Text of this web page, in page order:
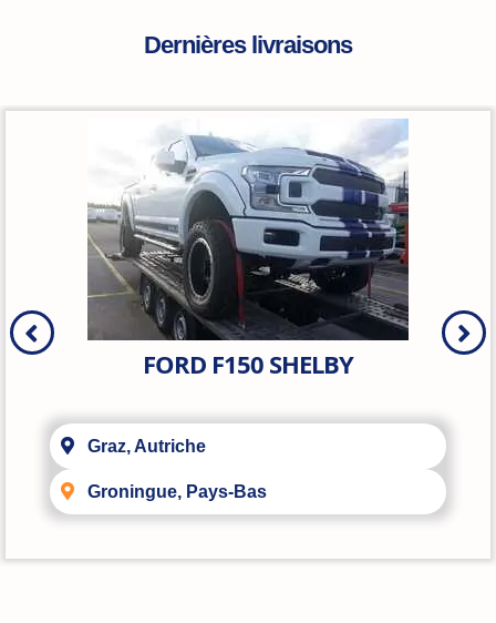
Dernières livraisons
FORD F150 SHELBY
Graz, Autriche
Groningue, Pays-Bas